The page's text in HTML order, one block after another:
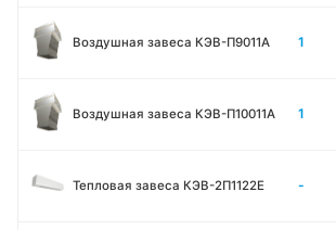
Воздушная завеса КЭВ-П9011A 1
Воздушная завеса КЭВ-П10011A 1
Тепловая завеса КЭВ-2П1122E -